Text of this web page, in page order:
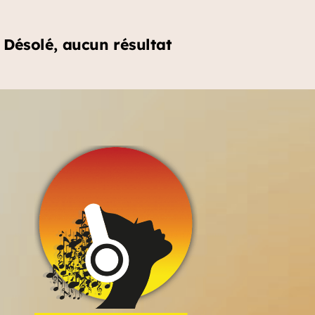
Désolé, aucun résultat